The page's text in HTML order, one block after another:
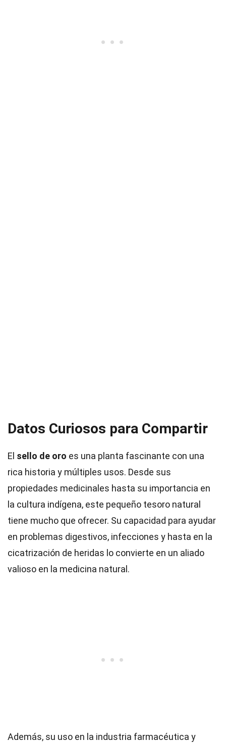
Datos Curiosos para Compartir
El sello de oro es una planta fascinante con una
rica historia y múltiples usos. Desde sus
propiedades medicinales hasta su importancia en
la cultura indígena, este pequeño tesoro natural
tiene mucho que ofrecer. Su capacidad para ayudar
en problemas digestivos, infecciones y hasta en la
cicatrización de heridas lo convierte en un aliado
valioso en la medicina natural.
Además, su uso en la industria farmacéutica y